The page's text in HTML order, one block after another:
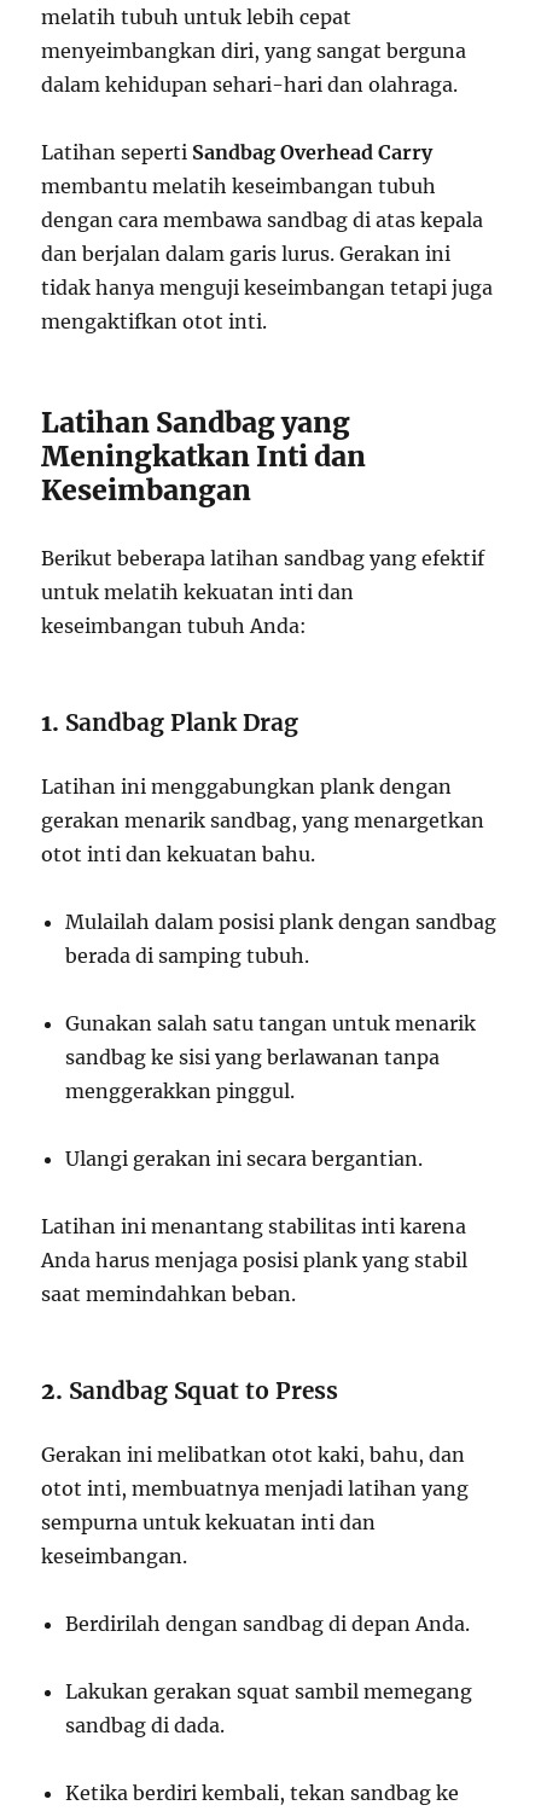
melatih tubuh untuk lebih cepat
menyeimbangkan diri, yang sangat berguna
dalam kehidupan sehari-hari dan olahraga.
Latihan seperti Sandbag Overhead Carry
membantu melatih keseimbangan tubuh
dengan cara membawa sandbag di atas kepala
dan berjalan dalam garis lurus. Gerakan ini
tidak hanya menguji keseimbangan tetapi juga
mengaktifkan otot inti.
Latihan Sandbag yang
Meningkatkan Inti dan
Keseimbangan
Berikut beberapa latihan sandbag yang efektif
untuk melatih kekuatan inti dan
keseimbangan tubuh Anda:
1. Sandbag Plank Drag
Latihan ini menggabungkan plank dengan
gerakan menarik sandbag, yang menargetkan
otot inti dan kekuatan bahu.
Mulailah dalam posisi plank dengan sandbag
berada di samping tubuh.
Gunakan salah satu tangan untuk menarik
sandbag ke sisi yang berlawanan tanpa
menggerakkan pinggul.
Ulangi gerakan ini secara bergantian.
Latihan ini menantang stabilitas inti karena
Anda harus menjaga posisi plank yang stabil
saat memindahkan beban.
2. Sandbag Squat to Press
Gerakan ini melibatkan otot kaki, bahu, dan
otot inti, membuatnya menjadi latihan yang
sempurna untuk kekuatan inti dan
keseimbangan.
Berdirilah dengan sandbag di depan Anda.
Lakukan gerakan squat sambil memegang
sandbag di dada.
Ketika berdiri kembali, tekan sandbag ke